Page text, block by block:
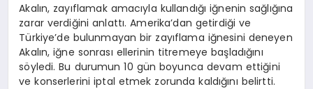
Akalın, zayıflamak amacıyla kullandığı iğnenin sağlığına
zarar verdiğini anlattı. Amerika’dan getirdiği ve
Türkiye’de bulunmayan bir zayıflama iğnesini deneyen
Akalın, iğne sonrası ellerinin titremeye başladığını
söyledi. Bu durumun 10 gün boyunca devam ettiğini
ve konserlerini iptal etmek zorunda kaldığını belirtti.